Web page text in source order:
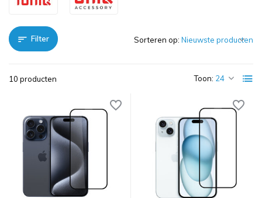
Filter
10 producten Toon:
Sorteren op: